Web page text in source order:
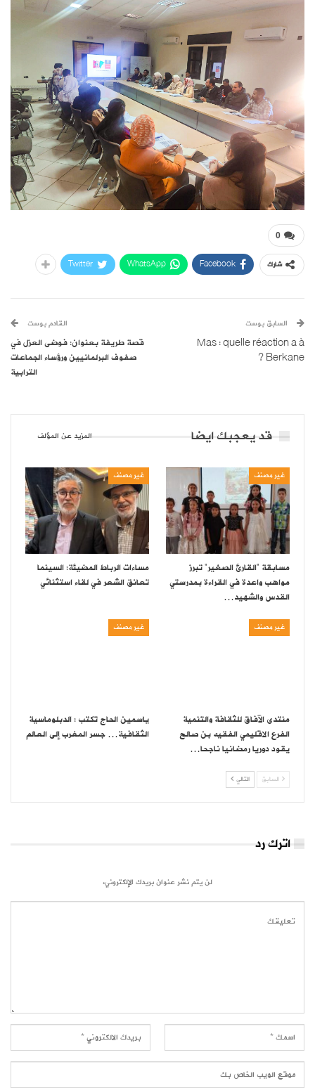
0
شارك Facebook
WhatsApp
Twitter
السابق بوست
Mas : quelle réaction a à
Berkane ?
القادم بوست
قصة طريفة بعنوان: فوضى العزل في
صفوف البرلمانيين ورؤساء الجماعات
الترابية
قد يعجبك ايضا المزيد عن المؤلف
غير مصنف
مسابقة “القارئ الصغير” تبرز
مواهب واعدة في القراءة بمدرستي
القدس والشهيد…
غير مصنف
مساءات الرباط المضيئة: السينما
تعانق الشعر في لقاء استثنائي
غير مصنف
منتدى الآفاق للثقافة والتنمية
الفرع الاقليمي الفقيه بن صالح
يقود دوريا رمضانيا ناجحا…
غير مصنف
ياسمين الحاج تكتب : الدبلوماسية
الثقافية… جسر المغرب إلى العالم
السابق التالي
اترك رد
لن يتم نشر عنوان بريدك الإلكتروني.